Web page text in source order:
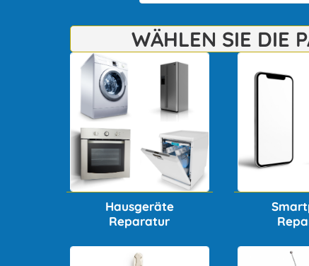
WÄHLEN SIE DIE
Hausgeräte
Reparatur